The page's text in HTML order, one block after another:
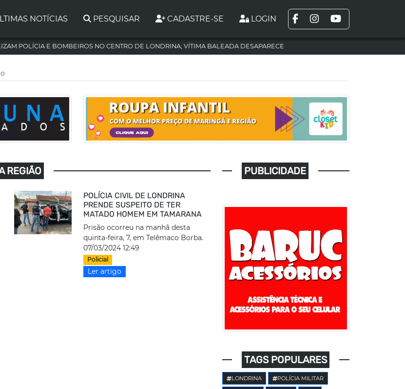
NOTÍCIAS PESQUISAR CADASTRE-SE LOGIN
POLÍCIA E BOMBEIROS NO CENTRO DE LONDRINA; VÍTIMA BALEADA DESAPARECE
REGIÃO
POLÍCIA CIVIL DE LONDRINA
PRENDE SUSPEITO DE TER
MATADO HOMEM EM TAMARANA
Prisão ocorreu na manhã desta
quinta-feira, 7, em Telêmaco Borba.
07/03/2024 12:49
Policial
Ler artigo
PUBLICIDADE
TAGS POPULARES
LONDRINA POLÍCIA MILITAR